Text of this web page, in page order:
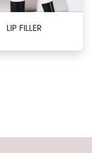
LIP FILLER